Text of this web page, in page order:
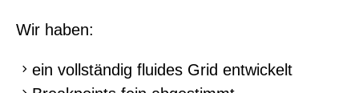
Wir haben:
ein vollständig fluides Grid entwickelt